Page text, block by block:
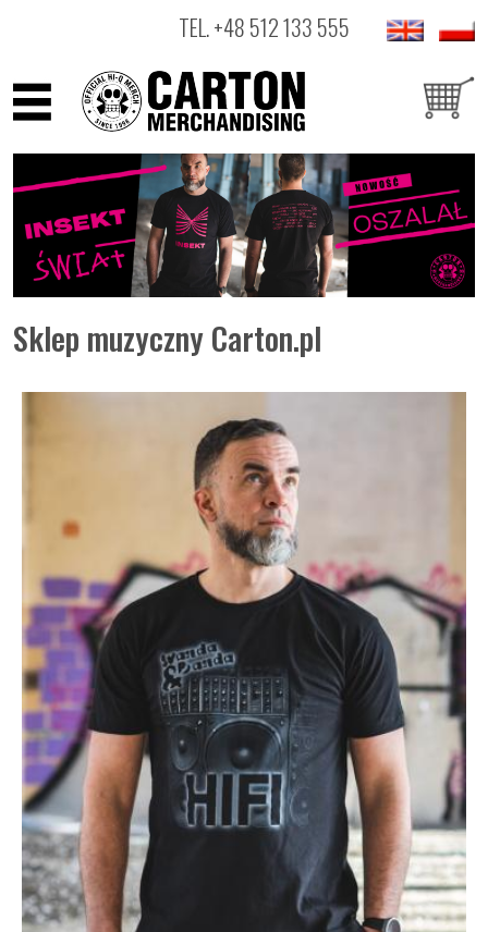
TEL.+48 512 133 555
ARTYŚCI
PRODUKTY
OUTLET
Sklep muzyczny Carton.pl